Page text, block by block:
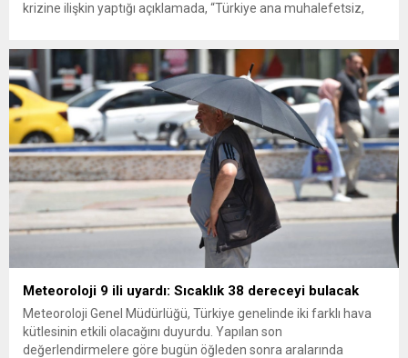
krizine ilişkin yaptığı açıklamada, “Türkiye ana muhalefetsiz,
olun. Türkiye’yi...
Meteoroloji 9 ili uyardı: Sıcaklık 38 dereceyi bulacak
Meteoroloji Genel Müdürlüğü, Türkiye genelinde iki farklı hava
kütlesinin etkili olacağını duyurdu. Yapılan son
değerlendirmelere göre bugün öğleden sonra aralarında